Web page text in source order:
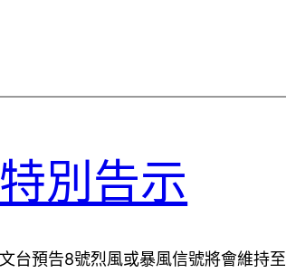
別告示
台預告8號烈風或暴風信號將會維持至